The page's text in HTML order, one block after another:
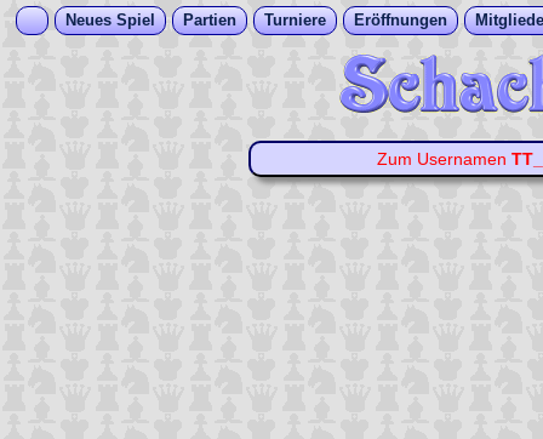
Neues Spiel Partien Turniere Eröffnungen
Zum Usernamen